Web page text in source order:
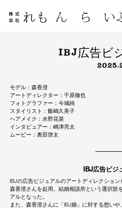
content
IBJ広告ビ
モデル：森香澄
アートディレクター：千原徹也
フォトグラファー：今城純
スタイリスト：飯嶋久美子
ヘアメイク：水野花菜
インタビュアー：嶋津亮太
ムービー：奥田啓太
IBJ広告ビジ
IBJの広告ビジュアルのアートディレクショ
森香澄さんを起用。結婚相談所という選択肢
アルとなった。
また、森香澄さんに「IBJ婚」に対する想い